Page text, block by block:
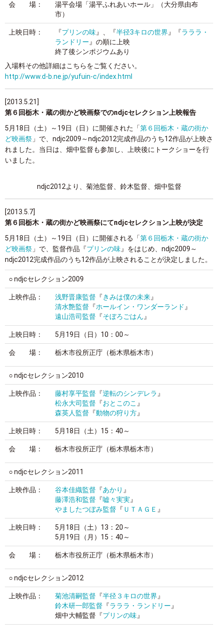
会 場：
湯平会場「湯平ふれあいホール」（大分県由布
市）
上映日時： 『プリンの味』、『半径3キロの世界 』『ラララ・
ランドリー 』の順に上映
終了後シンポジウムあり
入場料その他詳細はこちらをご覧ください。
http://www.d-b.ne.jp/yufuin-c/index.html
[2013.5.21]
第６回栃木・蔵の街かど映画祭でのndjcセレクション上映報告
5月18日（土）～19日（日）に開催された「第６回栃木・蔵の街か
ど映画祭 」で、ndjc2009～ndjc2012完成作品のうち12作品が上映さ
れました。当日は、畑中監督も参加し、上映後にトークショーを行
いました。
ndjc2012より、菊池監督、鈴木監督、畑中監督
[2013.5.7]
第６回栃木・蔵の街かど映画祭にてndjcセレクション上映が決定
5月18日（土）～19日（日）に開催される「第６回栃木・蔵の街か
ど映画祭 」で、監督作品『プリンの味』をはじめ、ndjc2009～
ndjc2012完成作品のうち12作品が上映されることが決定しました。
○ ndjcセレクション2009
上映作品： 浅野晋康監督 『きみは僕の未来』
清水艶監督 『ホールイン・ワンダーランド 』
遠山浩司監督 『そぼろごはん 』
上映日時： 5月19日（日）10：00～
会 場： 栃木市役所正庁（栃木県栃木市）
○ ndjcセレクション2010
上映作品： 藤村享平監督 『逆転のシンデレラ 』
松永大司監督 『おとこのこ 』
森英人監督 『動物の狩り方』
上映日時： 5月18日（土）15：40～
会 場： 栃木市役所正庁（栃木県栃木市）
○ ndjcセレクション2011
上映作品： 谷本佳織監督 『あかり 』
藤澤浩和監督 『嘘々実実』
やましたつぼみ監督 『 ＵＴＡＧＥ 』
上映日時：
5月18日（土）13：20～
5月19日（月）15：40～
会 場： 栃木市役所正庁（栃木県栃木市）
○ ndjcセレクション2012
上映作品： 菊池清嗣監督 『半径３キロの世界 』
鈴木研一郎監督 『ラララ・ランドリー 』
畑中大輔監督『プリンの味』